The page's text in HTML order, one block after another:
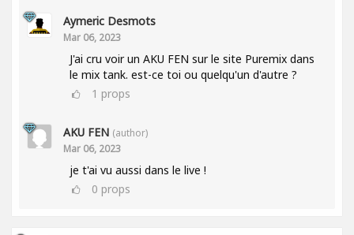
Aymeric Desmots
Mar 06, 2023
J'ai cru voir un AKU FEN sur le site Puremix dans
le mix tank. est-ce toi ou quelqu'un d'autre ?
1 props
AKU FEN (author)
Mar 06, 2023
je t'ai vu aussi dans le live !
0 props